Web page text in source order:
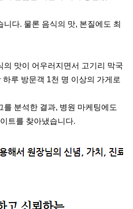
다. 물론 음식의 맛, 본질에도 최
의 맛이 어우러지면서 고기리 막국
루 방문객 1천 명 이상의 가게로
를 분석한 결과, 병원 마케팅에도
트를 찾아냈습니다.